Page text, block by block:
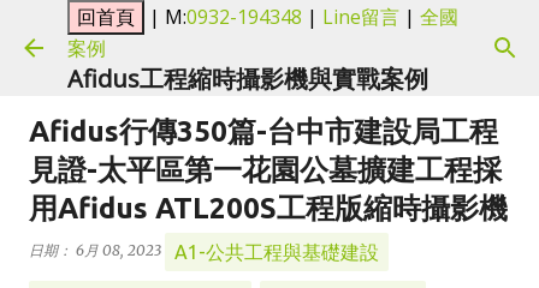
跳到主要內容
| M:0932-194348 | Line留言 | 全國
案例
Afidus工程縮時攝影機與實戰案例
Afidus行傳350篇-台中市建設局工程
見證-太平區第一花園公墓擴建工程採
用Afidus ATL200S工程版縮時攝影機
日期： 6月 08, 2023 A1-公共工程與基礎建設